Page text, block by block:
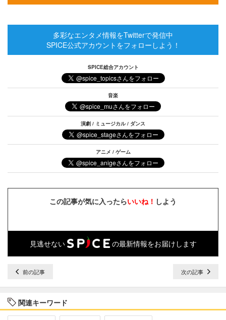
多彩なエンタメ情報をTwitterで発信中
SPICE公式アカウントをフォローしよう！
SPICE総合アカウント
音楽
演劇 / ミュージカル / ダンス
アニメ / ゲーム
この記事が気に入ったらいいね！ しよう
見逃せない の最新情報をお届けします
前の記事 次の記事
関連キーワード